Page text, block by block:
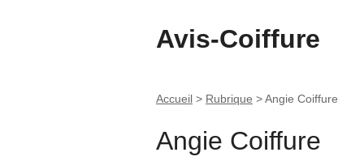
Avis-Coiffure
Accueil > Rubrique >Angie Coiffure
Angie Coiffure